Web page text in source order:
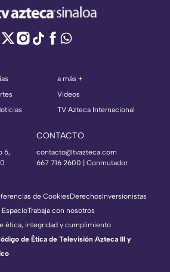
a más +
Videos
TV Azteca Internacional
6,
CONTACTO
contacto@tvazteca.com
667 716 2600 | Conmutador
de CookiesDerechosInversionistas
EspacioTrabaja con nosotros
ética, integridad y cumplimiento
de Ética de Televisión Azteca III y